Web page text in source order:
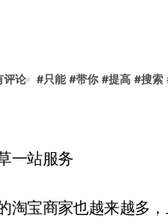
评论 #只能 #带你 #提高 #搜索
一站服务
淘宝商家也越来越多